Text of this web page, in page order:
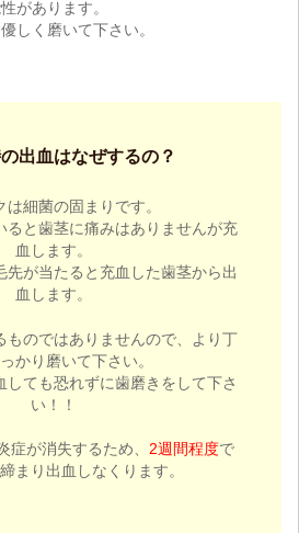
があります。
しく磨いて下さい。
出血はなぜするの？
は細菌の固まりです。
ると歯茎に痛みはありませんが充
血します。
先が当たると充血した歯茎から出
血します。
ものではありませんので、より丁
かり磨いて下さい。
しても恐れずに歯磨きをして下さ
い！！
症が消失するため、 2週間程度で
まり出血しなくります。